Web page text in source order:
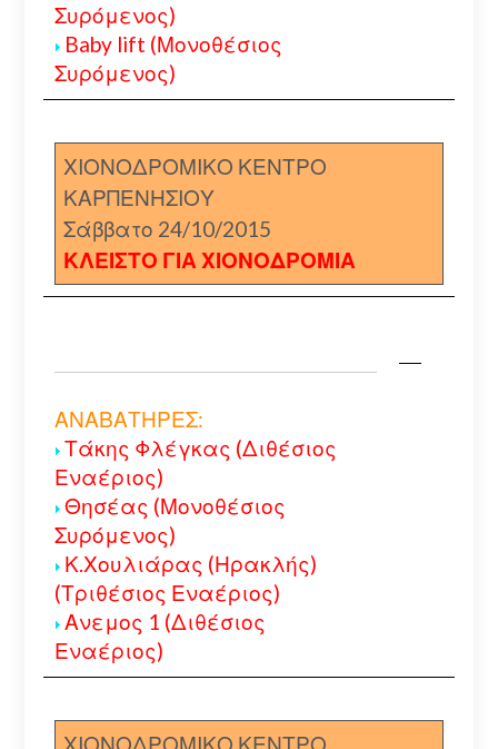
Συρόμενος)
Baby lift (Μονοθέσιος
Συρόμενος)
ΧΙΟΝΟΔΡΟΜΙΚΟ ΚΕΝΤΡΟ
ΚΑΡΠΕΝΗΣΙΟΥ
Σάββατο 24/10/2015
ΚΛΕΙΣΤΟ ΓΙΑ ΧΙΟΝΟΔΡΟΜΙΑ
ΑΝΑΒΑΤΗΡΕΣ:
Τάκης Φλέγκας (Διθέσιος
Εναέριος)
Θησέας (Μονοθέσιος
Συρόμενος)
Κ.Χουλιάρας (Ηρακλής)
(Τριθέσιος Εναέριος)
Ανεμος 1 (Διθέσιος
Εναέριος)